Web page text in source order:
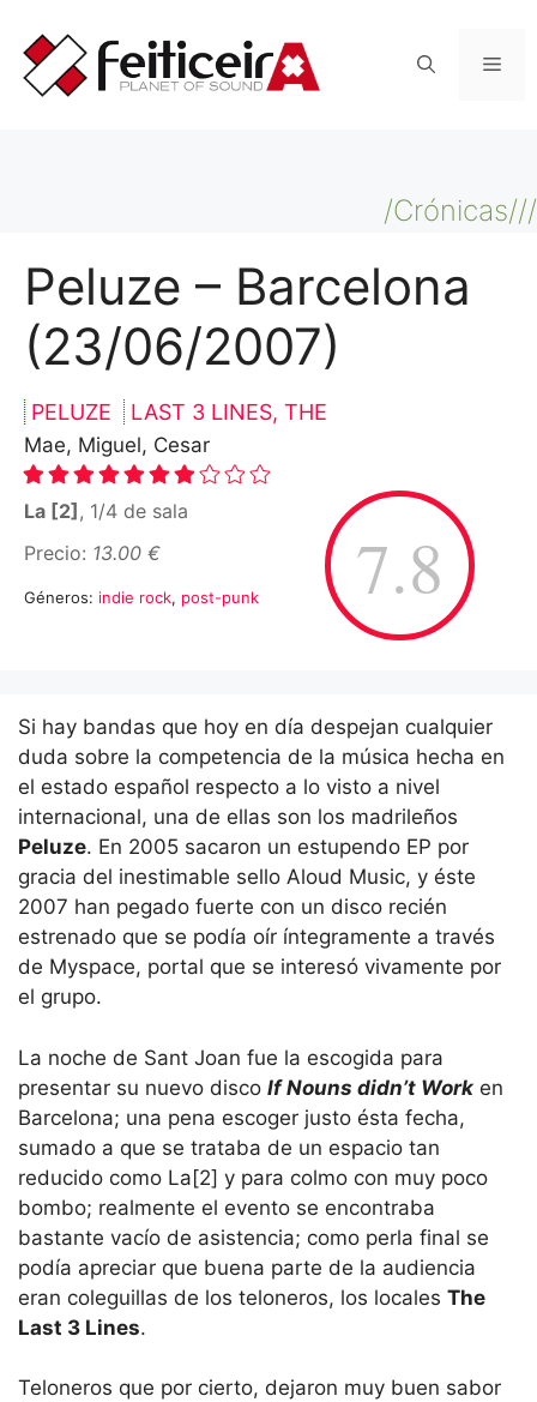
contenido
/Crónicas///
Peluze – Barcelona
(23/06/2007)
PELUZE LAST 3 LINES, THE
Mae, Miguel, Cesar
7.8
La [2] , 1/4 de sala
Precio: 13.00 €
Géneros: indie rock, post-punk
Si hay bandas que hoy en día despejan cualquier
duda sobre la competencia de la música hecha en
el estado español respecto a lo visto a nivel
internacional, una de ellas son los madrileños
Peluze. En 2005 sacaron un estupendo EP por
gracia del inestimable sello Aloud Music, y éste
2007 han pegado fuerte con un disco recién
estrenado que se podía oír íntegramente a través
de Myspace, portal que se interesó vivamente por
el grupo.
La noche de Sant Joan fue la escogida para
presentar su nuevo disco If Nouns didn’t Work en
Barcelona; una pena escoger justo ésta fecha,
sumado a que se trataba de un espacio tan
reducido como La[2] y para colmo con muy poco
bombo; realmente el evento se encontraba
bastante vacío de asistencia; como perla final se
podía apreciar que buena parte de la audiencia
eran coleguillas de los teloneros, los locales The
Last 3 Lines.
Teloneros que por cierto, dejaron muy buen sabor